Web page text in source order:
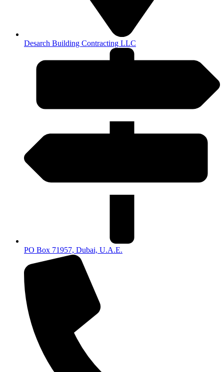
Desarch Building Contracting LLC
PO Box 71957, Dubai, U.A.E.